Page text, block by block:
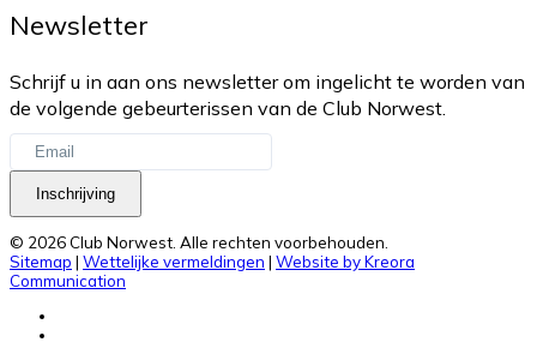
Newsletter
Schrijf u in aan ons newsletter om ingelicht te worden van
de volgende gebeurterissen van de Club Norwest.
Inschrijving
© 2026 Club Norwest. Alle rechten voorbehouden.
Sitemap | Wettelijke vermeldingen | Website by Kreora
Communication